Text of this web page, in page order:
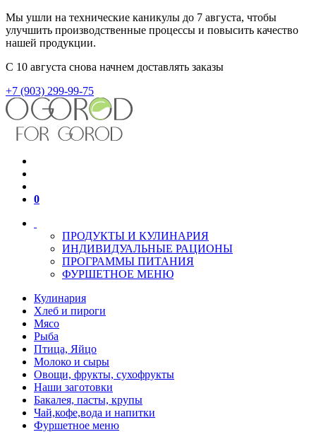
Мы ушли на технические каникулы до 7 августа, чтобы
улучшить производственные процессы и повысить качество
нашей продукции.
С 10 августа снова начнем доставлять заказы
+7 (903) 299-99-75
0
ПРОДУКТЫ И КУЛИНАРИЯ
ИНДИВИДУАЛЬНЫЕ РАЦИОНЫ
ПРОГРАММЫ ПИТАНИЯ
ФУРШЕТНОЕ МЕНЮ
Кулинария
Хлеб и пироги
Мясо
Рыба
Птица, Яйцо
Молоко и сыры
Овощи, фрукты, сухофрукты
Наши заготовки
Бакалея, пасты, крупы
Чай,кофе,вода и напитки
Фуршетное меню